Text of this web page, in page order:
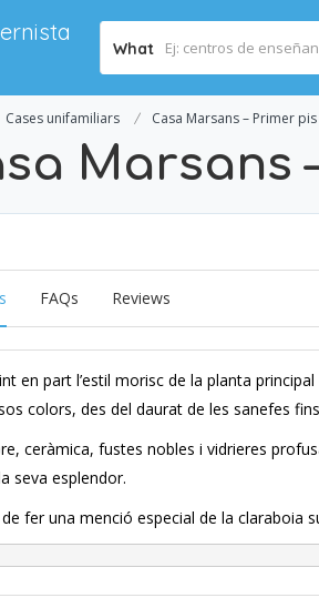
What
Cases unifamiliars Casa Marsans – Primer pis
Marsans
FAQs Reviews
en part l’estil morisc de la planta
colors, des del daurat de les sanefes
ceràmica, fustes nobles i vidrieres
seva esplendor.
fer una menció especial de la claraboia